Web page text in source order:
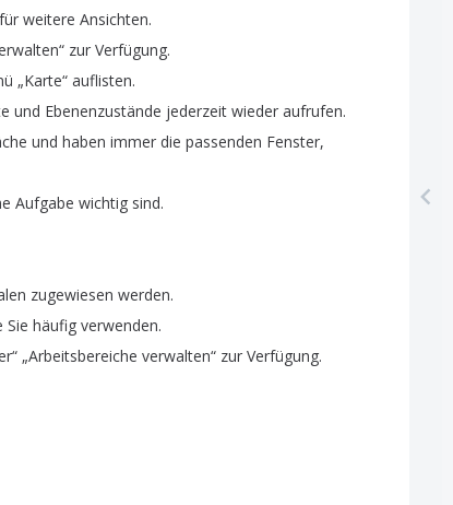
für weitere Ansichten.
“ zur Verfügung.
„Karte“ auflisten.
und Ebenenzustände jederzeit wieder aufrufen.
und haben immer die passenden Fenster,
Aufgabe wichtig sind.
zugewiesen werden.
Sie häufig verwenden.
“ „Arbeitsbereiche verwalten“ zur Verfügung.